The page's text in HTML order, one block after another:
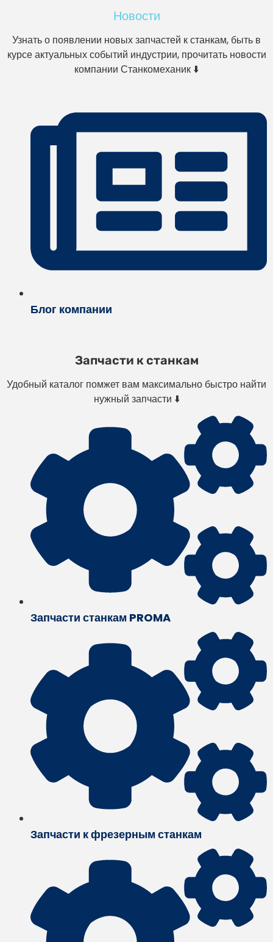
Новости
Узнать о появлении новых запчастей к станкам, быть в
курсе актуальных событий индустрии, прочитать новости
компании Станкомеханик ⬇️
Блог компании
Запчасти к станкам
Удобный каталог помжет вам максимально быстро найти
нужный запчасти ⬇️
Запчасти станкам PROMA
Запчасти к фрезерным станкам